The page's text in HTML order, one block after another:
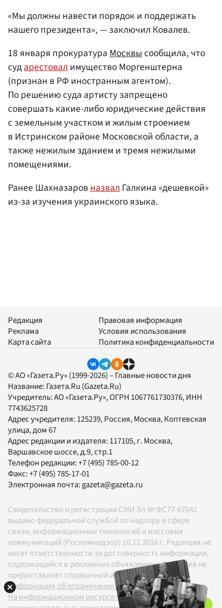
«Мы должны навести порядок и поддержать
нашего президента», — заключил Ковалев.
18 января прокуратураМосквысообщила, что
сударестовалимущество Моргенштерна
(признан в РФ иностранным агентом).
По решению суда артисту запрещено
совершать какие-либо юридические действия
с земельным участком и жилым строением
в Истринском районе Московской области, а
также нежилым зданием и тремя нежилыми
помещениями.
Ранее ШахназаровназвалГалкина «дешевкой»
из-за изучения украинского языка.
Редакция
Реклама
Карта сайта
Правовая информация
Условия использования
Политика конфиденциальности
© АО «Газета.Ру» (1999-2026) – Главные новости дня
Название: Газета.Ru (Gazeta.Ru)
Учредитель:АО «Газета.Ру», ОГРН 1067761730376, ИНН
7743625728
Адрес учредителя: 125239, Россия, Москва, Коптевская
улица, дом 67
Адрес редакции и издателя: 117105, г. Москва,
Варшавское шоссе, д.9, стр.1
Телефон редакции:+7 (495) 785-00-12
Факс:+7 (495) 785-17-01
Электронная почта: gazeta@gazeta.ru
Свидетельство о регистрации СМИ Эл № ФС77-67642
выдано федеральной службой по надзору в сфере
связи, информационных технологий и массовых
коммуникаций (Роскомнадзор) 10.11.2016 г. Редакция не
несет ответственности за достоверность информации,
содержащейся в рекламных объявлениях. Редакция не
предоставляет справочной информации.
Информация об ограничениях
На информационном ресурсе применяются